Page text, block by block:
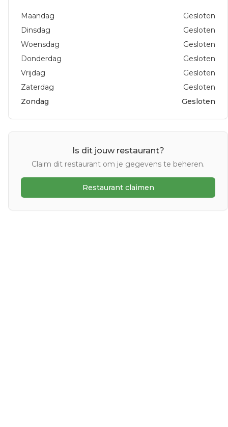
Maandag
Gesloten
Dinsdag
Gesloten
Woensdag
Gesloten
Donderdag
Gesloten
Vrijdag
Gesloten
Zaterdag
Gesloten
Zondag
Gesloten
Is dit jouw restaurant?
Claim dit restaurant om je gegevens te beheren.
Restaurant claimen